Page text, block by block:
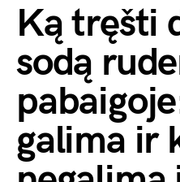
Ką tręšti
sodą
galima ir